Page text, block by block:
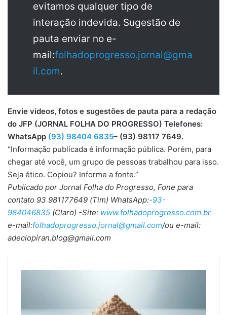
evitamos qualquer tipo de
interação indevida. Sugestão de
pauta enviar no e-
mail:folhadoprogresso.jornal@gma
il.com.
Envie vídeos, fotos e sugestões de pauta para a redação
do JFP (JORNAL FOLHA DO PROGRESSO) Telefones:
WhatsApp (93) 98404 6835– (93) 98117 7649.
“Informação publicada é informação pública. Porém, para
chegar até você, um grupo de pessoas trabalhou para isso.
Seja ético. Copiou? Informe a fonte.”
Publicado por Jornal Folha do Progresso, Fone para
contato 93 981177649 (Tim) WhatsApp:-93-
984046835 (Claro) -Site: www.folhadoprogresso.com.br
e-mail:folhadoprogresso.jornal@gmail.com/ou e-mail:
adeciopiran.blog@gmail.com